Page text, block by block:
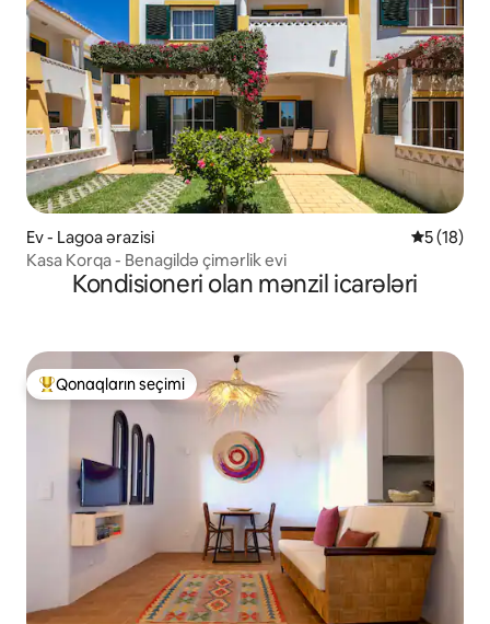
Ev - Lagoa ərazisi Ortalama
5 (18)
Kasa Korqa - Benagildə çimərlik evi
Kondisioneri olan mənzil icarələri
Populyar "Qonaqların seçimi"
Qonaqların seçimi